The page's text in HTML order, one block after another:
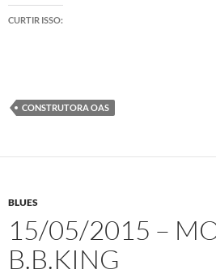
CURTIR ISSO:
CONSTRUTORA OAS
BLUES
15/05/2015 –
B.B.KING